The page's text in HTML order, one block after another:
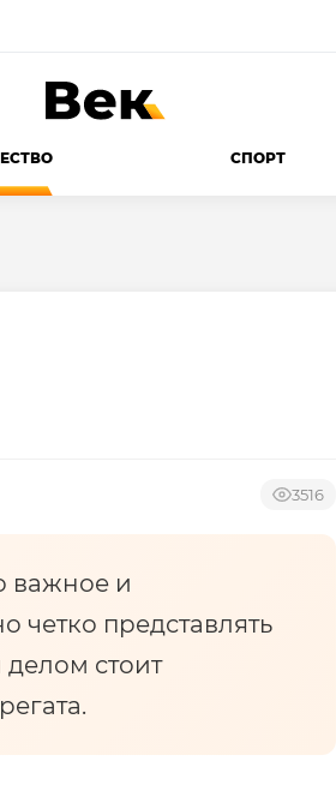
СПОРТ
3516
важное и
четко представлять
стоит